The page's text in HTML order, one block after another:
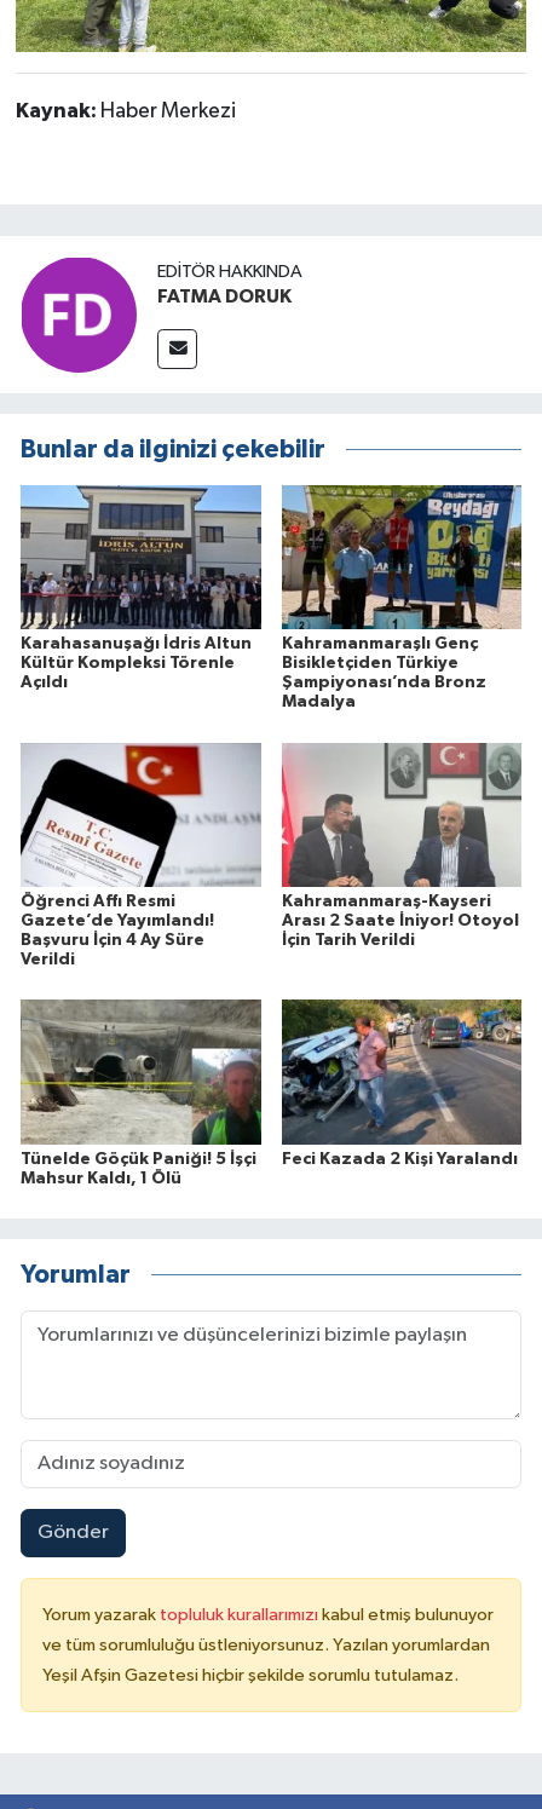
Kaynak: Haber Merkezi
EDITÖR HAKKINDA
FATMA DORUK
Bunlar da ilginizi çekebilir
Karahasanuşağı İdris Altun
Kültür Kompleksi Törenle
Açıldı
Kahramanmaraşlı Genç
Bisikletçiden Türkiye
Şampiyonası’nda Bronz
Madalya
Öğrenci Affı Resmi
Gazete’de Yayımlandı!
Başvuru İçin 4 Ay Süre
Verildi
Kahramanmaraş-Kayseri
Arası 2 Saate İniyor! Otoyol
İçin Tarih Verildi
Tünelde Göçük Paniği! 5 İşçi
Mahsur Kaldı, 1 Ölü
Feci Kazada 2 Kişi Yaralandı
Yorumlar
Gönder
Yorum yazarak topluluk kurallarımızı kabul etmiş bulunuyor
ve tüm sorumluluğu üstleniyorsunuz. Yazılan yorumlardan
Yeşil Afşin Gazetesi hiçbir şekilde sorumlu tutulamaz.